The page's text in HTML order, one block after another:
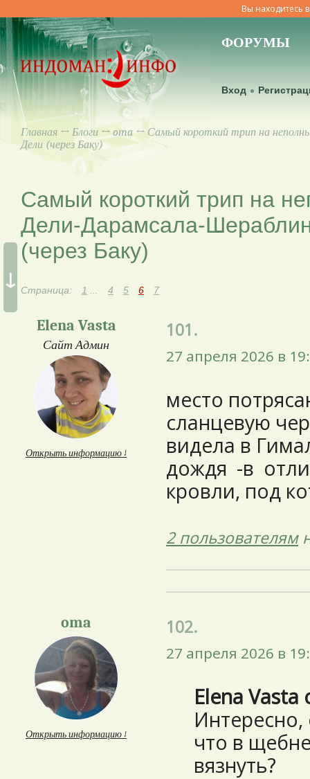
Вы находитесь
ФОРУМЫ
Вход
Главная ↔ Блоги ↔oma↔ Самый короткий трип на
Дели (через Баку)
↓
Самый короткий трип на
Дели-Дарамсала-
(через Баку)
Страница: 1 4 5 6 7
Elena Vasta
Сайт Админ
Открыть информацию ↓
101.
27 апреля 2026 в
место
сланцевую
видела в
дождя -в
кровли, под
2 пользователям
oma
Открыть информацию ↓
102.
27 апреля 2026 в
Elena Vasta
что в
вязнуть?